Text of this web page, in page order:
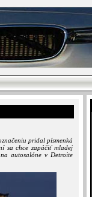
pridal písmenká
sa chce zapáčiť mladej
autosalóne v Detroite